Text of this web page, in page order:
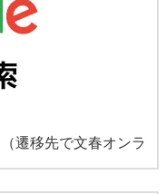
（遷移先で文春オンラ